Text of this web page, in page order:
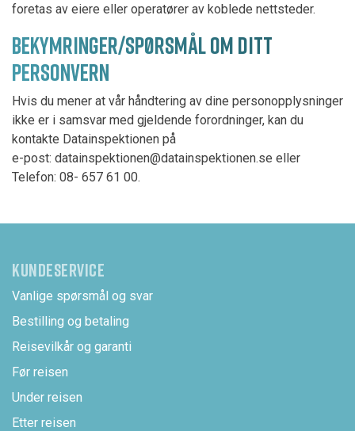
foretas av eiere eller operatører av koblede nettsteder.
BEKYMRINGER/SPØRSMÅL OM DITT
PERSONVERN
Hvis du mener at vår håndtering av dine personopplysninger
ikke er i samsvar med gjeldende forordninger, kan du
kontakte Datainspektionen på
e-post: datainspektionen@datainspektionen.se eller
Telefon: 08- 657 61 00.
KUNDESERVICE
Vanlige spørsmål og svar
Bestilling og betaling
Reisevilkår og garanti
Før reisen
Under reisen
Etter reisen